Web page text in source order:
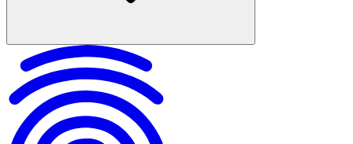
Site aidatı hangi kalemleri kapsar, kira hukukunda ne sayılır?
Kiracı mı ev sahibi mi aidattan sorumlu olur?
Kira sözleşmesinde aidat maddesi varsa ya da yoksa ne değişir?
Aidat borcu kiracı için tahliye sebebi sayılır mı?
Aidat ödenmeyince izlenen hukuki yol: ihtar, icra, dava
Hangi site gideri kiracıya, hangisi ev sahibine yüklenir?
Aidat borcunda en sık hatalar ve kısa SSS